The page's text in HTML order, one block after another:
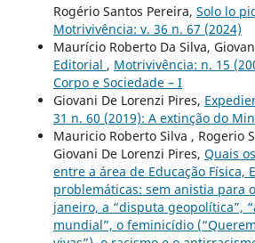
Rogério Santos Pereira, Solo lo
Motrivivência: v. 36 n. 67 (2024)
Maurício Roberto Da Silva,
Editorial , Motrivivência: n. 15
Corpo e Sociedade – I
Giovani De Lorenzi Pires,
31 n. 60 (2019): A extinção do
Mauricio Roberto Silva , Rogerio
Giovani De Lorenzi Pires, Quais
entre a área de Educação Física,
problemáticas: sem anistia para
janeiro, a “disputa geopolítica”,
mundial”, o feminicídio